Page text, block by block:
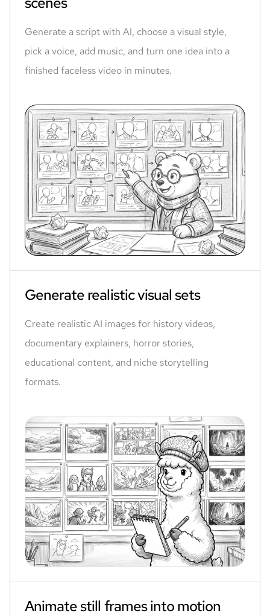
Generate a script with AI, choose a visual style,
pick a voice, add music, and turn one idea into a
finished faceless video in minutes.
Generate realistic visual sets
Create realistic AI images for history videos,
documentary explainers, horror stories,
educational content, and niche storytelling
formats.
Animate still frames into motion